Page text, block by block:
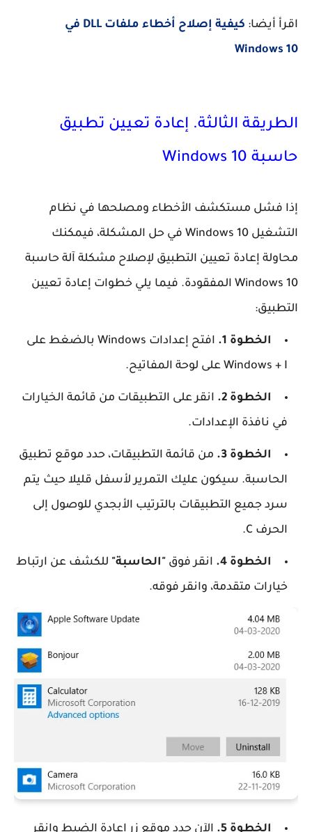
اقرأ أيضا:
كيفية إصلاح أخطاء ملفات DLL في
Windows 10
الطريقة الثالثة. إعادة تعيين تطبيق
حاسبة Windows 10
إذا فشل مستكشف الأخطاء ومصلحها في نظام
التشغيل Windows 10 في حل المشكلة، فيمكنك
محاولة إعادة تعيين التطبيق لإصلاح مشكلة آلة حاسبة
Windows 10 المفقودة. فيما يلي خطوات إعادة تعيين
التطبيق:
الخطوة 1.
افتح إعدادات Windows بالضغط على
Windows + I على لوحة المفاتيح.
الخطوة 2.
انقر على التطبيقات من قائمة الخيارات
في نافذة الإعدادات.
الخطوة 3.
من قائمة التطبيقات، حدد موقع تطبيق
الحاسبة. سيكون عليك التمرير لأسفل قليلا حيث يتم
سرد جميع التطبيقات بالترتيب الأبجدي للوصول إلى
الحرف C.
الخطوة 4. انقر فوق "الحاسبة" للكشف عن ارتباط
خيارات متقدمة، وانقر فوقه.
الخطوة 5. الآن حدد موقع زر إعادة الضبط وانقر